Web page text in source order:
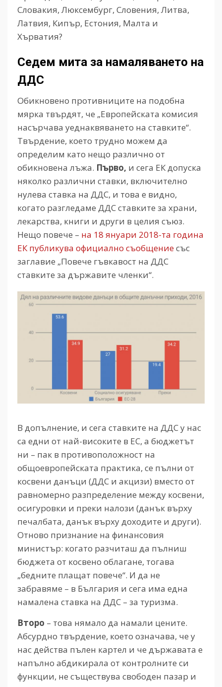
Словакия, Люксембург, Словения, Литва,
Латвия, Кипър, Естония, Малта и
Хърватия?
Седем мита за намаляването на
ДДС
Обикновено противниците на подобна
мярка твърдят, че „Европейската комисия
насърчава уеднаквяването на ставките“.
Твърдение, което трудно можем да
определим като нещо различно от
обикновена лъжа. Първо, и сега ЕК допуска
няколко различни ставки, включително
нулева ставка на ДДС, и това е видно,
когато разгледаме ДДС ставките за храни,
лекарства, книги и други в целия съюз.
Нещо повече – на 18 януари 2018-та година
ЕК публикува официално съобщениесъс
заглавие „Повече гъвкавост на ДДС
ставките за държавите членки“.
В допълнение, и сега ставките на ДДС у нас
са едни от най-високите в ЕС, а бюджетът
ни – пак в противоположност на
общоевропейската практика, се пълни от
косвени данъци (ДДС и акцизи) вместо от
равномерно разпределение между косвени,
осигуровки и преки налози (данък върху
печалбата, данък върху доходите и други).
Отново признание на финансовия
министър: когато разчиташ да пълниш
бюджета от косвено облагане, тогава
„бедните плащат повече“. И да не
забравяме – в България и сега има една
намалена ставка на ДДС – за туризма.
Второ – това нямало да намали цените.
Абсурдно твърдение, което означава, че у
нас действа пълен картел и че държавата е
напълно абдикирала от контролните си
функции, не съществува свободен пазар и